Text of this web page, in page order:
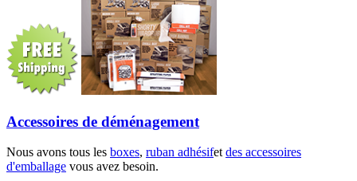
Accessoires de déménagement
Nous avons tous les boxes, ruban adhésifetdes accessoires
d'emballage vous avez besoin.